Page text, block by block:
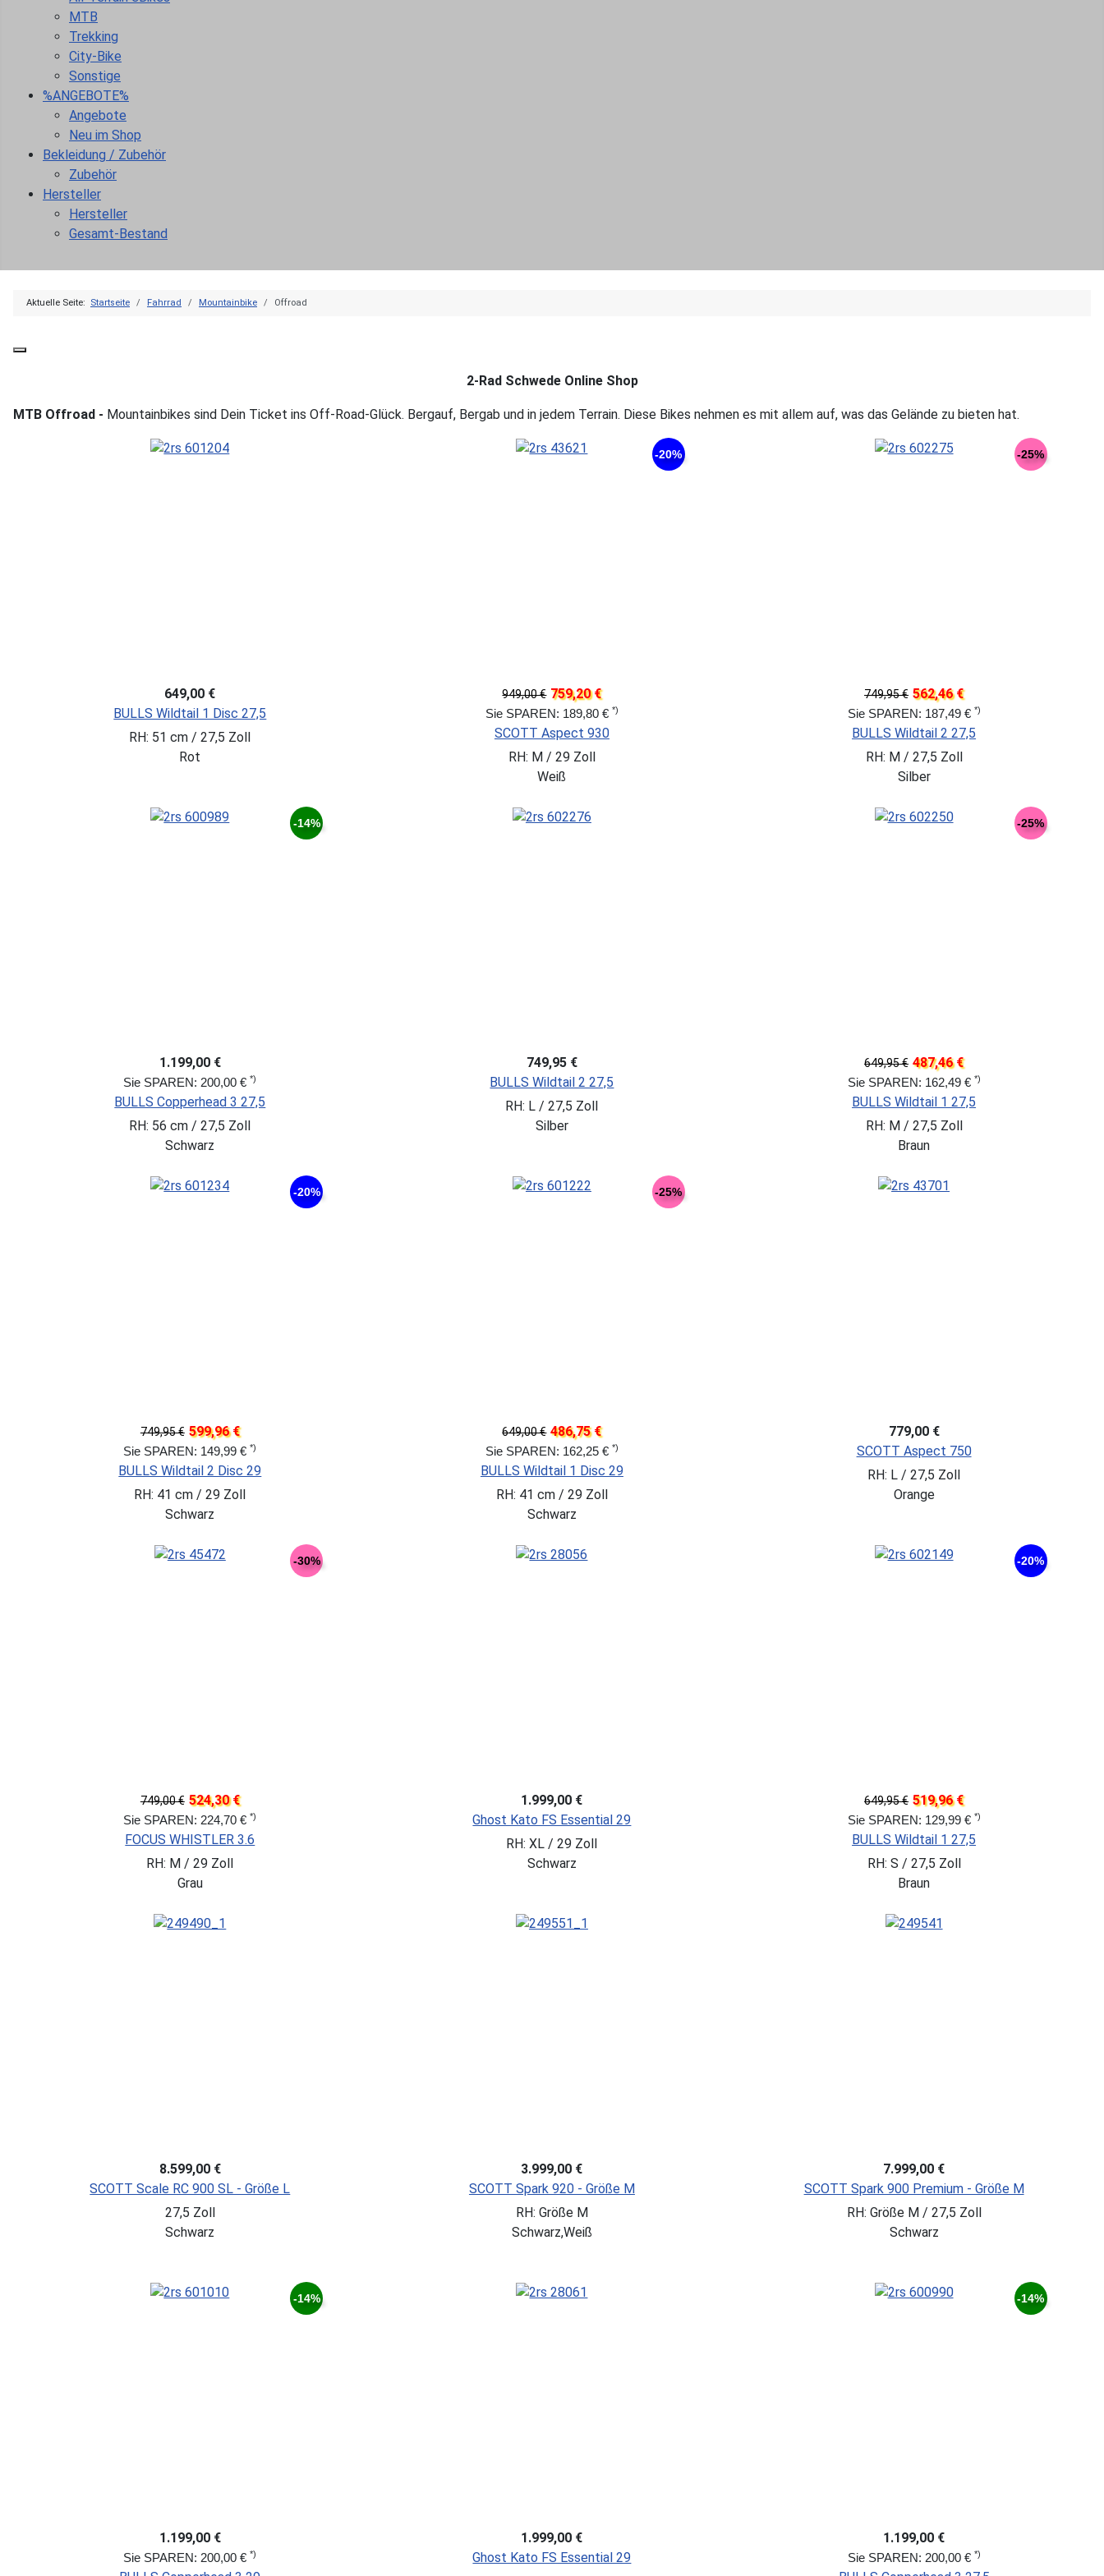
MTB
Trekking
City-Bike
Sonstige
%ANGEBOTE%
Angebote
Neu im Shop
Bekleidung / Zubehör
Zubehör
Hersteller
Hersteller
Gesamt-Bestand
Aktuelle Seite: Startseite Fahrrad Mountainbike Offroad
2-Rad Schwede Online Shop
MTB Offroad - Mountainbikes sind Dein Ticket ins Off-Road-Glück. Bergauf, Bergab und in jedem Terrain. Diese Bikes nehmen es mit allem auf, was das Gelände zu bieten hat.
649,00 €
BULLS Wildtail 1 Disc 27,5
RH: 51 cm / 27,5 Zoll
Rot
-20%
949,00 € 759,20 €
Sie SPAREN: 189,80 € *)
SCOTT Aspect 930
RH: M / 29 Zoll
Weiß
-25%
749,95 € 562,46 €
Sie SPAREN: 187,49 € *)
BULLS Wildtail 2 27,5
RH: M / 27,5 Zoll
Silber
-14%
1.199,00 €
Sie SPAREN: 200,00 €*)
BULLS Copperhead 3 27,5
RH: 56 cm / 27,5 Zoll
Schwarz
749,95 €
BULLS Wildtail 2 27,5
RH: L / 27,5 Zoll
Silber
-25%
649,95 € 487,46 €
Sie SPAREN: 162,49 € *)
BULLS Wildtail 1 27,5
RH: M / 27,5 Zoll
Braun
-20%
749,95 € 599,96 €
Sie SPAREN: 149,99 €*)
BULLS Wildtail 2 Disc 29
RH: 41 cm / 29 Zoll
Schwarz
-25%
649,00 € 486,75 €
Sie SPAREN: 162,25 € *)
BULLS Wildtail 1 Disc 29
RH: 41 cm / 29 Zoll
Schwarz
779,00 €
SCOTT Aspect 750
RH: L / 27,5 Zoll
Orange
-30%
749,00 € 524,30 €
Sie SPAREN: 224,70 €*)
FOCUS WHISTLER 3.6
RH: M / 29 Zoll
Grau
1.999,00 €
Ghost Kato FS Essential 29
RH: XL / 29 Zoll
Schwarz
-20%
649,95 € 519,96 €
Sie SPAREN: 129,99 € *)
BULLS Wildtail 1 27,5
RH: S / 27,5 Zoll
Braun
8.599,00 €
SCOTT Scale RC 900 SL - Größe L
27,5 Zoll
Schwarz
3.999,00 €
SCOTT Spark 920 - Größe M
RH: Größe M
Schwarz,Weiß
7.999,00 €
SCOTT Spark 900 Premium - Größe M
RH: Größe M / 27,5 Zoll
Schwarz
-14%
1.199,00 €
Sie SPAREN: 200,00 €*)
1.999,00 €
Ghost Kato FS Essential 29
-14%
1.199,00 €
Sie SPAREN: 200,00 € *)